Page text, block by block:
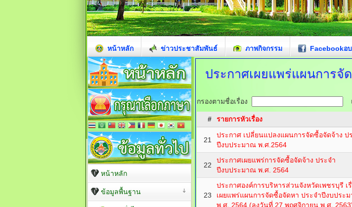
หน้าหลัก ข่าวประชาสัมพันธ์ ภาพกิจกรรม Facebookอ
ประกาศเผยแพร่แผนการ
กรองตามชื่อเรื่อง
# รายการหัวเรื่อง
21
ประกาศ เปลี่ยนแปลงแผนการจัดซื้อจัดจ้าง ป
ปีงบประมาณ พ.ศ.2564
22
ประกาศเผยแพร่การจัดซื้อจัดจ้าง ประจำ
ปีงบประมาณ พ.ศ. 2564
23
ประกาศองค์การบริหารส่วนจังหวัดเพชรบุรี เ
เผยแพร่แผนการจัดซื้อจัดหา ประจำปีงบประ
พ.ศ. 2564 (ลงวันที่ 27 พฤศจิกายน พ.ศ.
หน้าหลัก
ข้อมูลพื้นฐาน